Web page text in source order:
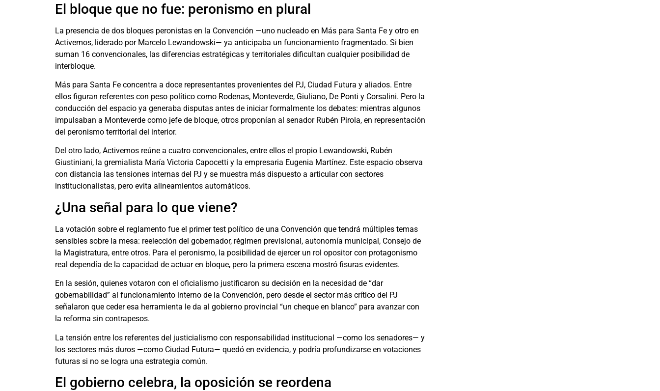
El bloque que no fue: peronismo en plural
La presencia de dos bloques peronistas en la Convención —uno nucleado en Más para Santa Fe y otro en
Activemos, liderado por Marcelo Lewandowski— ya anticipaba un funcionamiento fragmentado. Si bien
suman 16 convencionales, las diferencias estratégicas y territoriales dificultan cualquier posibilidad de
interbloque.
Más para Santa Fe concentra a doce representantes provenientes del PJ, Ciudad Futura y aliados. Entre
ellos figuran referentes con peso político como Rodenas, Monteverde, Giuliano, De Ponti y Corsalini. Pero la
conducción del espacio ya generaba disputas antes de iniciar formalmente los debates: mientras algunos
impulsaban a Monteverde como jefe de bloque, otros proponían al senador Rubén Pirola, en representación
del peronismo territorial del interior.
Del otro lado, Activemos reúne a cuatro convencionales, entre ellos el propio Lewandowski, Rubén
Giustiniani, la gremialista María Victoria Capocetti y la empresaria Eugenia Martínez. Este espacio observa
con distancia las tensiones internas del PJ y se muestra más dispuesto a articular con sectores
institucionalistas, pero evita alineamientos automáticos.
¿Una señal para lo que viene?
La votación sobre el reglamento fue el primer test político de una Convención que tendrá múltiples temas
sensibles sobre la mesa: reelección del gobernador, régimen previsional, autonomía municipal, Consejo de
la Magistratura, entre otros. Para el peronismo, la posibilidad de ejercer un rol opositor con protagonismo
real dependía de la capacidad de actuar en bloque, pero la primera escena mostró fisuras evidentes.
En la sesión, quienes votaron con el oficialismo justificaron su decisión en la necesidad de “dar
gobernabilidad” al funcionamiento interno de la Convención, pero desde el sector más crítico del PJ
señalaron que ceder esa herramienta le da al gobierno provincial “un cheque en blanco” para avanzar con
la reforma sin contrapesos.
La tensión entre los referentes del justicialismo con responsabilidad institucional —como los senadores— y
los sectores más duros —como Ciudad Futura— quedó en evidencia, y podría profundizarse en votaciones
futuras si no se logra una estrategia común.
El gobierno celebra, la oposición se reordena